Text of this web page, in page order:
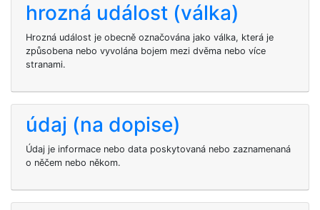
hrozná událost (válka)
Hrozná událost je obecně označována jako válka, která je
způsobena nebo vyvolána bojem mezi dvěma nebo více
stranami.
údaj (na dopise)
Údaj je informace nebo data poskytovaná nebo zaznamenaná
o něčem nebo někom.